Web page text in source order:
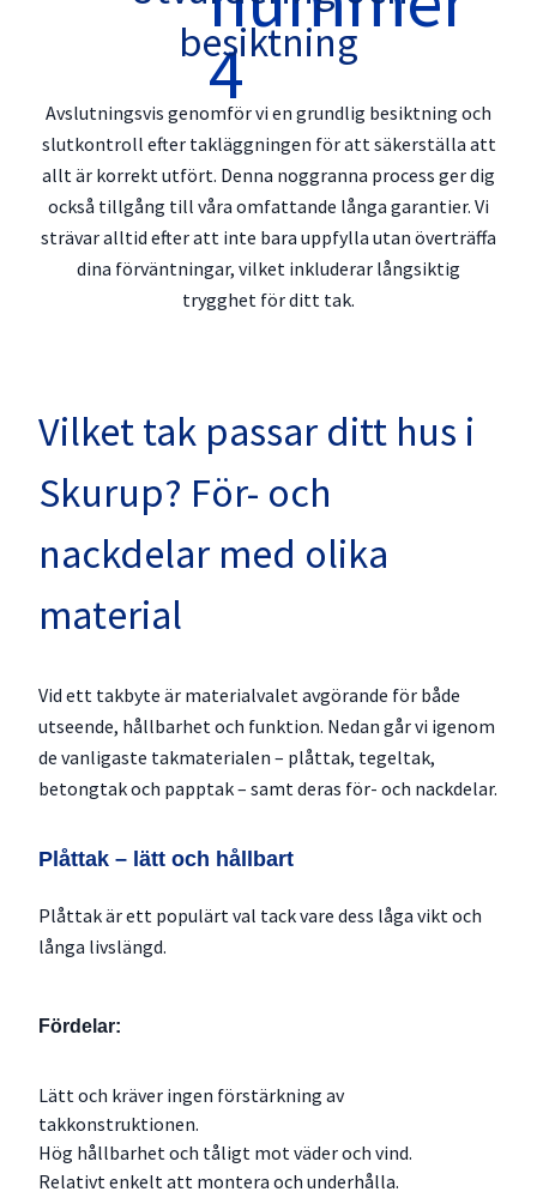
besiktning
Avslutningsvis genomför vi en grundlig besiktning och
slutkontroll efter takläggningen för att säkerställa att
allt är korrekt utfört. Denna noggranna process ger dig
också tillgång till våra omfattande långa garantier. Vi
strävar alltid efter att inte bara uppfylla utan överträffa
dina förväntningar, vilket inkluderar långsiktig
trygghet för ditt tak.
Vilket tak passar ditt hus i
Skurup? För- och
nackdelar med olika
material
Vid ett takbyte är materialvalet avgörande för både
utseende, hållbarhet och funktion. Nedan går vi igenom
de vanligaste takmaterialen – plåttak, tegeltak,
betongtak och papptak – samt deras för- och nackdelar.
Plåttak – lätt och hållbart
Plåttak är ett populärt val tack vare dess låga vikt och
långa livslängd.
Fördelar:
Lätt och kräver ingen förstärkning av
takkonstruktionen.
Hög hållbarhet och tåligt mot väder och vind.
Relativt enkelt att montera och underhålla.